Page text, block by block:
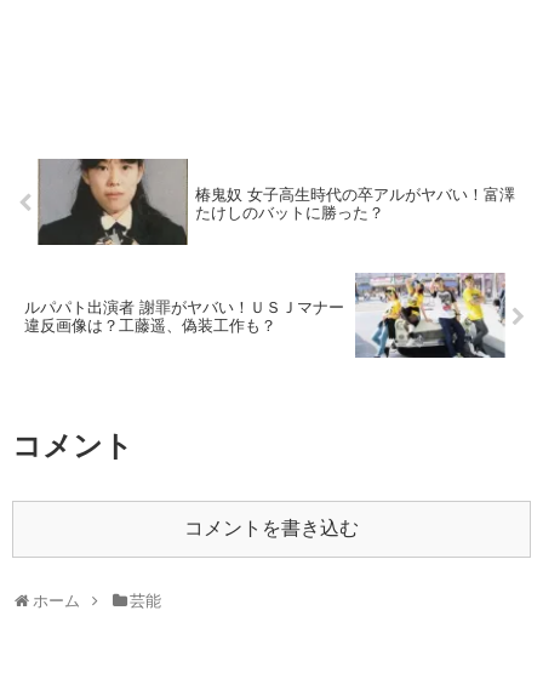
椿鬼奴 女子高生時代の卒アルがヤバい！富澤
たけしのバットに勝った？
ルパパト出演者 謝罪がヤバい！ＵＳＪマナー
違反画像は？工藤遥、偽装工作も？
コメント
コメントを書き込む
ホーム 芸能